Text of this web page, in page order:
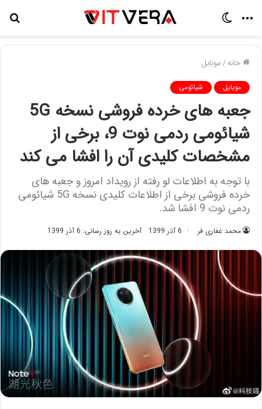
منو
خانه/موبایل
موبایل شیائومی
جعبه های خرده فروشی نسخه 5G
شیائومی ردمی نوت 9، برخی از
مشخصات کلیدی آن را افشا می کند
با توجه به اطلاعات لو رفته از رویداد امروز و جعبه های
خرده فروشی برخی از اطلاعات کلیدی نسخه 5G شیائومی
ردمی نوت 9 افشا شد.
محمد غفاری فر 6 آذر 1399 آخرین به روز رسانی: 6 آذر 1399